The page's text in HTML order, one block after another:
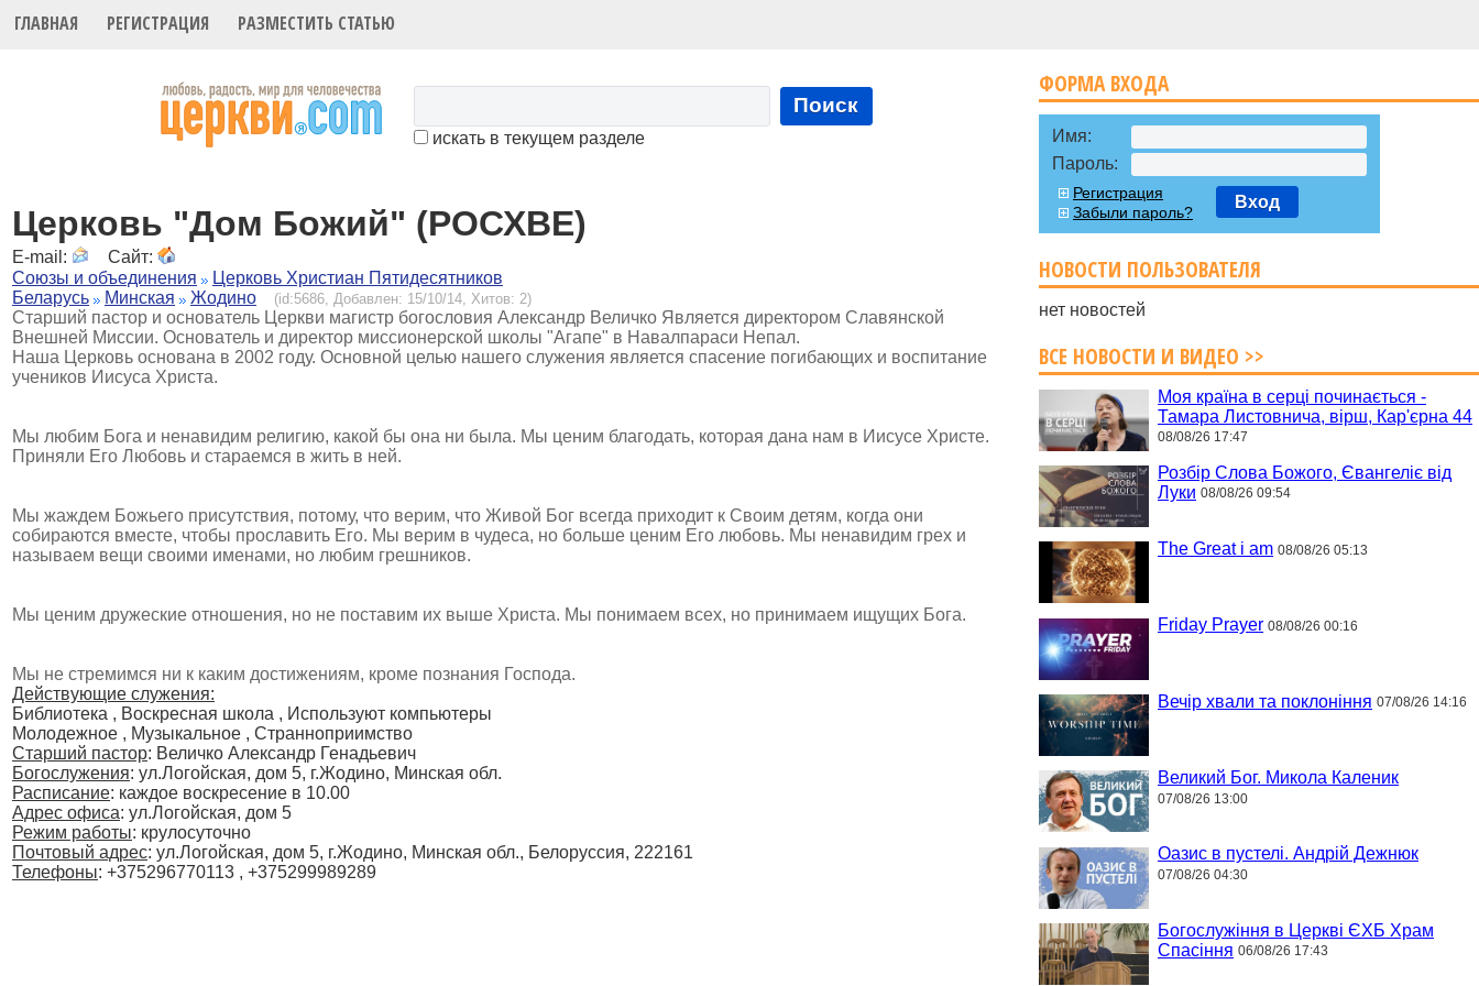
ГЛАВНАЯ РЕГИСТРАЦИЯ РАЗМЕСТИТЬ СТАТЬЮ
Поиск
искать в текущем разделе
Церковь "Дом Божий" (РОСХВЕ)
E-mail:
Сайт:
Союзы и объединения
Церковь Христиан Пятидесятников
Беларусь
Минская Жодино (id:5686, Добавлен: 15/10/14, Хитов: 2)
Старший пастор и основатель Церкви магистр богословия Александр Величко Является директором Славянской
Внешней Миссии. Основатель и директор миссионерской школы "Агапе" в Навалпараси Непал.
Наша Церковь основана в 2002 году. Основной целью нашего служения является спасение погибающих и воспитание
учеников Иисуса Христа.
Мы любим Бога и ненавидим религию, какой бы она ни была. Мы ценим благодать, которая дана нам в Иисусе Христе.
Приняли Его Любовь и стараемся в жить в ней.
Мы жаждем Божьего присутствия, потому, что верим, что Живой Бог всегда приходит к Своим детям, когда они
собираются вместе, чтобы прославить Его. Мы верим в чудеса, но больше ценим Его любовь. Мы ненавидим грех и
называем вещи своими именами, но любим грешников.
Мы ценим дружеские отношения, но не поставим их выше Христа. Мы понимаем всех, но принимаем ищущих Бога.
Мы не стремимся ни к каким достижениям, кроме познания Господа.
Действующие служения:
Библиотека , Воскресная школа , Используют компьютеры
Молодежное , Музыкальное , Странноприимство
Старший пастор: Величко Александр Генадьевич
Богослужения: ул.Логойская, дом 5, г.Жодино, Минская обл.
Расписание: каждое воскресение в 10.00
Адрес офиса: ул.Логойская, дом 5
Режим работы: крулосуточно
Почтовый адрес: ул.Логойская, дом 5, г.Жодино, Минская обл., Белоруссия, 222161
Телефоны: +375296770113 , +375299989289
ФОРМА ВХОДА
Имя:
Пароль:
Регистрация
Забыли пароль?
Вход
НОВОСТИ ПОЛЬЗОВАТЕЛЯ
нет новостей
ВСЕ НОВОСТИ И ВИДЕО >>
Моя країна в серці починається -
Тамара Листовнича, вірш, Кар'єрна 44
08/08/26 17:47
Розбір Слова Божого, Євангеліє від
Луки 08/08/26 09:54
The Great i am 08/08/26 05:13
Friday Prayer 08/08/26 00:16
Вечір хвали та поклоніння 07/08/26 14:16
Великий Бог. Микола Каленик
07/08/26 13:00
Оазис в пустелі. Андрій Дежнюк
07/08/26 04:30
Богослужіння в Церкві ЄХБ Храм
Спасіння 06/08/26 17:43